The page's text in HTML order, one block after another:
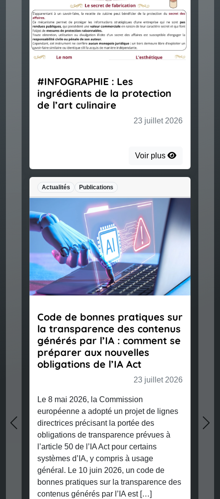
#INFOGRAPHIE : Les
ingrédients de la protection
de l’art culinaire
23 juillet 2026
Voir plus
Actualités Publications
Code de bonnes pratiques sur
la transparence des contenus
générés par l’IA : comment se
préparer aux nouvelles
obligations de l’IA Act
23 juillet 2026
Le 8 mai 2026, la Commission
européenne a adopté un projet de lignes
directrices précisant la portée des
obligations de transparence prévues à
l’article 50 de l’IA Act pour certains
systèmes d’IA, y compris à usage
général. Le 10 juin 2026, un code de
bonnes pratiques sur la transparence des
contenus générés par l’IA est […]
Previous